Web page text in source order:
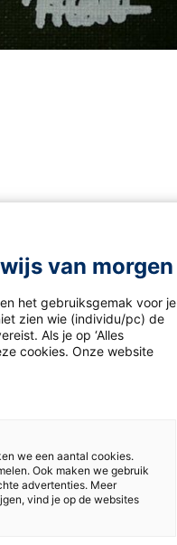
van morgen
het gebruiksgemak voor je
zien wie (individu/pc) de
Als je op ‘Alles
cookies. Onze website
we een aantal cookies.
Ook maken we gebruik
advertenties. Meer
vind je op de websites